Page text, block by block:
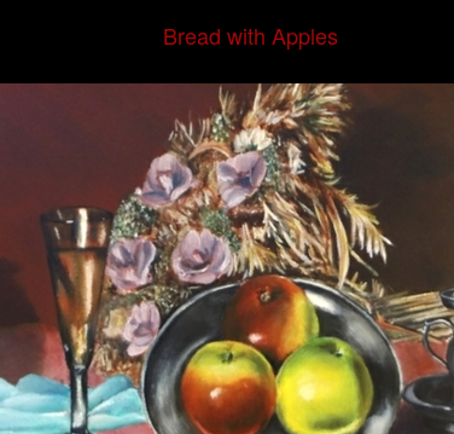
Bread with Apples